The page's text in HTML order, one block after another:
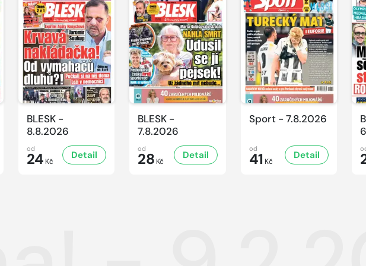
BLESK -
8.8.2026
od
24 Kč
Detail
BLESK -
7.8.2026
od
28 Kč
Detail
Sport - 7.8.2026
od
41 Kč
Detail